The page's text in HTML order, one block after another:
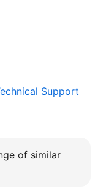
Support
of similar